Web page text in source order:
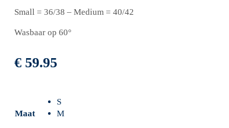
Small = 36/38 – Medium = 40/42
Wasbaar op 60°
€ 59.95
Maat
S
M